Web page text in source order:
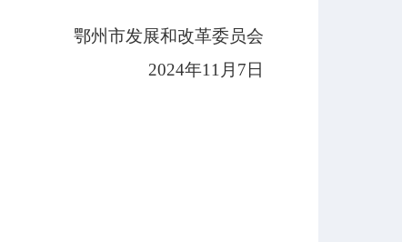
鄂州市发展和改革委员会
2024年11月7日